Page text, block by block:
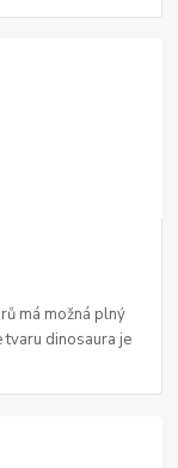
má možná plný
tvaru dinosaura je